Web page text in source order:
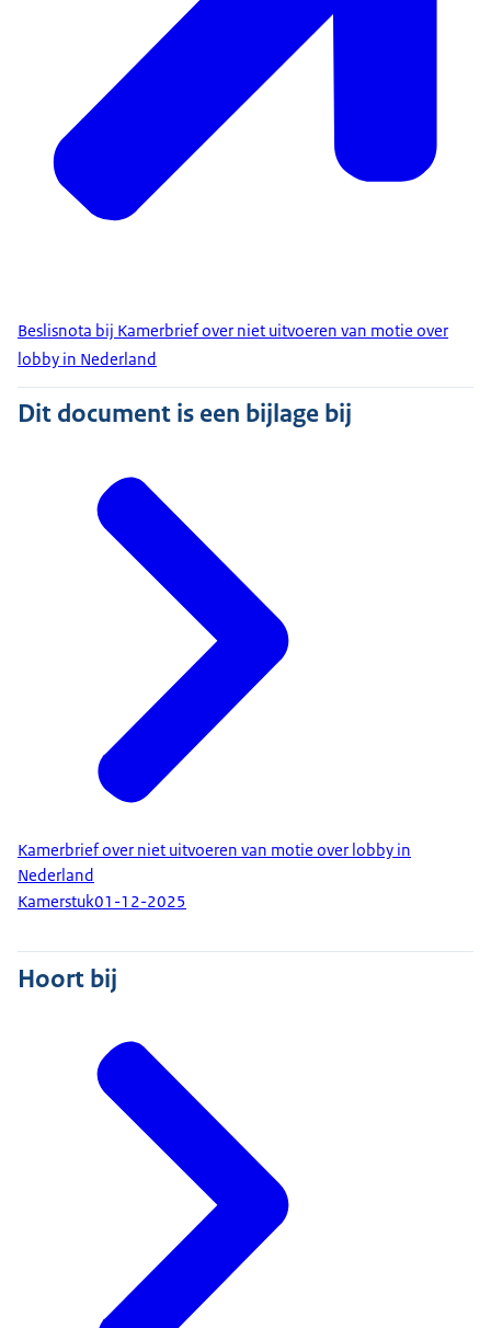
Beslisnota bij Kamerbrief over niet uitvoeren van motie over
lobby in Nederland
Dit document is een bijlage bij
Kamerbrief over niet uitvoeren van motie over lobby in
Nederland
Kamerstuk01-12-2025
Hoort bij